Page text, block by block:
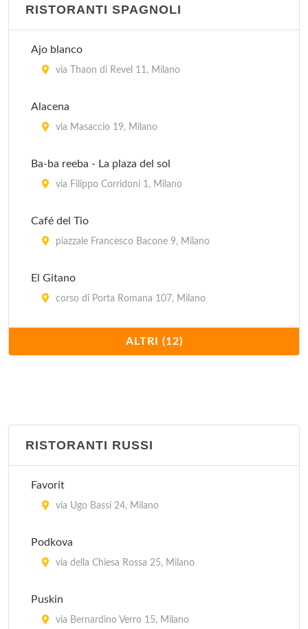
RISTORANTI SPAGNOLI
Ajo blanco
via Thaon di Revel 11, Milano
Alacena
via Masaccio 19, Milano
Ba-ba reeba - La plaza del sol
via Filippo Corridoni 1, Milano
Café del Tio
piazzale Francesco Bacone 9, Milano
El Gitano
corso di Porta Romana 107, Milano
via Ruggero Bonghi 12, Milano
Milano
Llevataps
via Ariberto 31, Milano
via Ludovico Montegani 68, Milano
via Lodovico il Moro 61, Milano
ALTRI (12)
RISTORANTI RUSSI
Favorit
via Ugo Bassi 24, Milano
Podkova
via della Chiesa Rossa 25, Milano
Puskin
via Bernardino Verro 15, Milano